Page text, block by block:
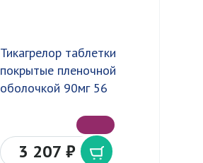
Тикагрелор таблетки
покрытые пленочной
оболочкой 90мг 56
3 207 ₽